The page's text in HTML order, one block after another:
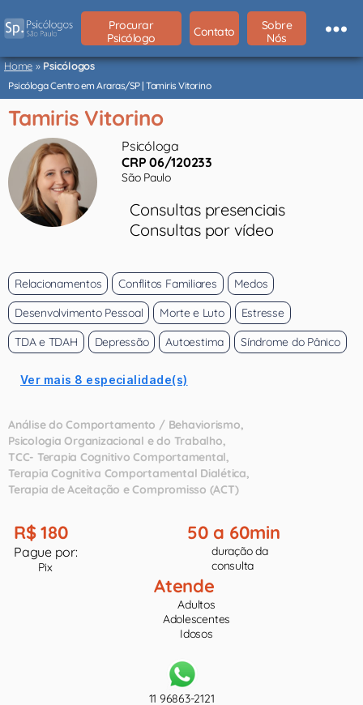
São
Paulo
Procurar
Psicólogo
Contato
Sobre
Nós
Home»Psicólogos
Psicóloga Centro em Araras/SP | Tamiris Vitorino
Tamiris Vitorino
Psicóloga
CRP 06/120233
São Paulo
Consultas presenciais
Consultas por vídeo
Relacionamentos Conflitos Familiares
Medos
Desenvolvimento Pessoal
Morte e Luto
Estresse
TDA e TDAH
Depressão Autoestima Síndrome do Pânico
Ver mais 8 especialidade(s)
Análise do Comportamento / Behaviorismo
Psicologia Organizacional e do Trabalho
TCC- Terapia Cognitivo Comportamental
Terapia Cognitiva Comportamental Dialética
Terapia de Aceitação e Compromisso (ACT)
R$ 180
Pague por:
Pix
50 a 60min
duração da
consulta
Atende
Adultos
Adolescentes
Idosos
11 96863-2121